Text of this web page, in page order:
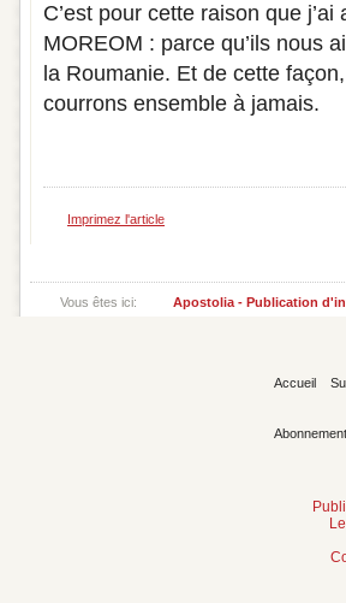
C’est pour cette raison que
MOREOM : parce qu’ils nous
la Roumanie. Et de cette
courrons ensemble à jamais.
Imprimez l'article
Vous êtes ici: Apostolia - Publication
Accueil